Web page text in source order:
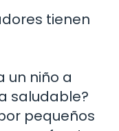
tienen
un niño a
saludable?
pequeños